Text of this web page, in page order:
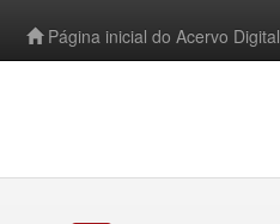
Página inicial do Acervo Digital